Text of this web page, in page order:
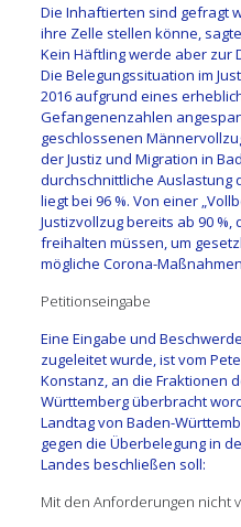
Die Inhaftierten sind gefragt
ihre Zelle stellen könne,
Kein Häftling werde aber zur
Die Belegungssituation im
2016 aufgrund eines
Gefangenenzahlen
geschlossenen
der Justiz und Migration in
durchschnittliche Auslastung
liegt bei 96 %. Von einer
Justizvollzug bereits ab 90
freihalten müssen, um
mögliche Corona-
Petitionseingabe
Eine Eingabe und
zugeleitet wurde, ist vom
Konstanz, an die Fraktionen
Württemberg überbracht
Landtag von Baden-
gegen die Überbelegung in
Landes beschließen soll:
Mit den Anforderungen nicht